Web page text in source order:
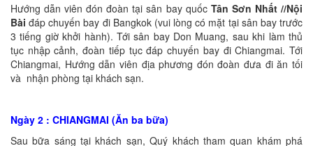
Hướng dẫn viên đón đoàn tại sân bay quốc Tân Sơn Nhất //Nội
Bài đáp chuyến bay đi Bangkok (vui lòng có mặt tại sân bay trước
3 tiếng giờ khởi hành). Tới sân bay Don Muang, sau khi làm thủ
tục nhập cảnh, đoàn tiếp tục đáp chuyến bay đi Chiangmai. Tới
Chiangmai, Hướng dẫn viên địa phương đón đoàn đưa đi ăn tối
và nhận phòng tại khách sạn.
Ngày 2 : CHIANGMAI (Ăn ba bữa)
Sau bữa sáng tại khách sạn, Quý khách tham quan khám phá